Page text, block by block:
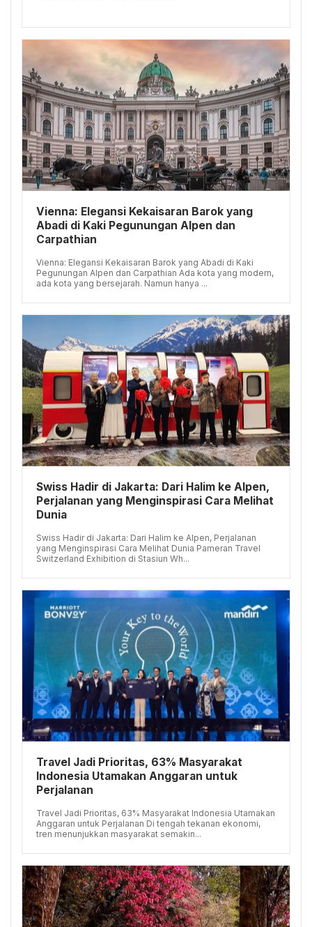
Vienna: Elegansi Kekaisaran Barok yang
Abadi di Kaki Pegunungan Alpen dan
Carpathian
Vienna: Elegansi Kekaisaran Barok yang Abadi di Kaki
Pegunungan Alpen dan Carpathian Ada kota yang modern,
ada kota yang bersejarah. Namun hanya ...
Swiss Hadir di Jakarta: Dari Halim ke Alpen,
Perjalanan yang Menginspirasi Cara Melihat
Dunia
Swiss Hadir di Jakarta: Dari Halim ke Alpen, Perjalanan
yang Menginspirasi Cara Melihat Dunia Pameran Travel
Switzerland Exhibition di Stasiun Wh...
Travel Jadi Prioritas, 63% Masyarakat
Indonesia Utamakan Anggaran untuk
Perjalanan
Travel Jadi Prioritas, 63% Masyarakat Indonesia Utamakan
Anggaran untuk Perjalanan Di tengah tekanan ekonomi,
tren menunjukkan masyarakat semakin...